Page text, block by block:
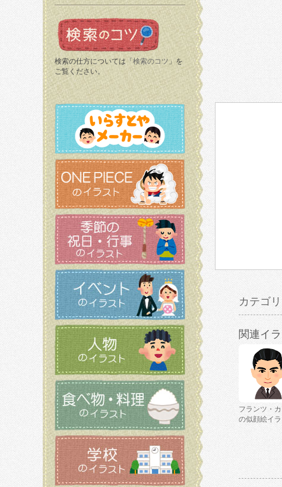
検索の仕方については「 検索のコツ 」を
ご覧ください。
カテゴ
関連イ
フランツ・
の似顔絵イラ